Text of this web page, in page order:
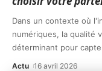
Dans un contexte où
numériques, la qualité
déterminant pour
Actu 16 avril 2026